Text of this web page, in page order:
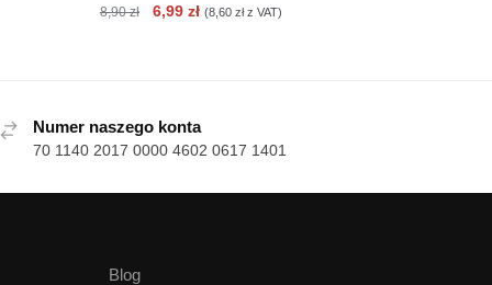
8,90zł
Pierwotna
6,99 złAktualna
(8,60 złz VAT)
Numer naszego konta
70 1140 2017 0000 4602 0617 1401
Blog